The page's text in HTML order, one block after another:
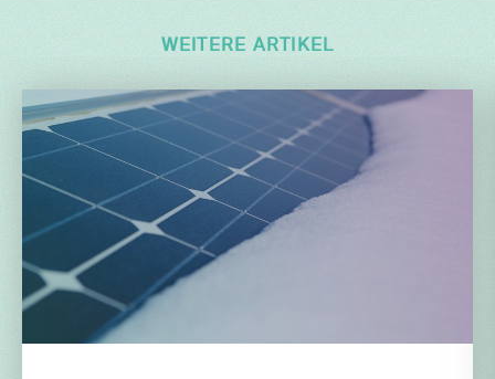
WEITERE ARTIKEL